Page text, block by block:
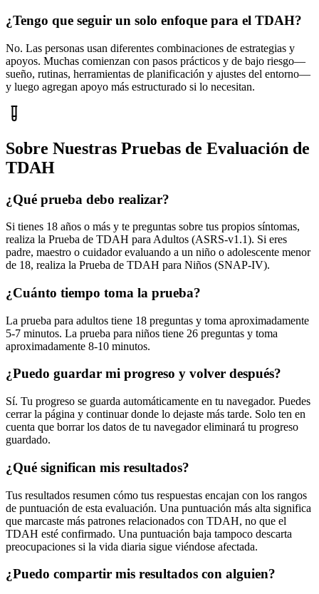
¿Tengo que seguir un solo enfoque para el TDAH?
No. Las personas usan diferentes combinaciones de estrategias y
apoyos. Muchas comienzan con pasos prácticos y de bajo riesgo—
sueño, rutinas, herramientas de planificación y ajustes del entorno—
y luego agregan apoyo más estructurado si lo necesitan.
Sobre Nuestras Pruebas de Evaluación de
TDAH
¿Qué prueba debo realizar?
Si tienes 18 años o más y te preguntas sobre tus propios síntomas,
realiza la Prueba de TDAH para Adultos (ASRS-v1.1). Si eres
padre, maestro o cuidador evaluando a un niño o adolescente menor
de 18, realiza la Prueba de TDAH para Niños (SNAP-IV).
¿Cuánto tiempo toma la prueba?
La prueba para adultos tiene 18 preguntas y toma aproximadamente
5-7 minutos. La prueba para niños tiene 26 preguntas y toma
aproximadamente 8-10 minutos.
¿Puedo guardar mi progreso y volver después?
Sí. Tu progreso se guarda automáticamente en tu navegador. Puedes
cerrar la página y continuar donde lo dejaste más tarde. Solo ten en
cuenta que borrar los datos de tu navegador eliminará tu progreso
guardado.
¿Qué significan mis resultados?
Tus resultados resumen cómo tus respuestas encajan con los rangos
de puntuación de esta evaluación. Una puntuación más alta significa
que marcaste más patrones relacionados con TDAH, no que el
TDAH esté confirmado. Una puntuación baja tampoco descarta
preocupaciones si la vida diaria sigue viéndose afectada.
¿Puedo compartir mis resultados con alguien?